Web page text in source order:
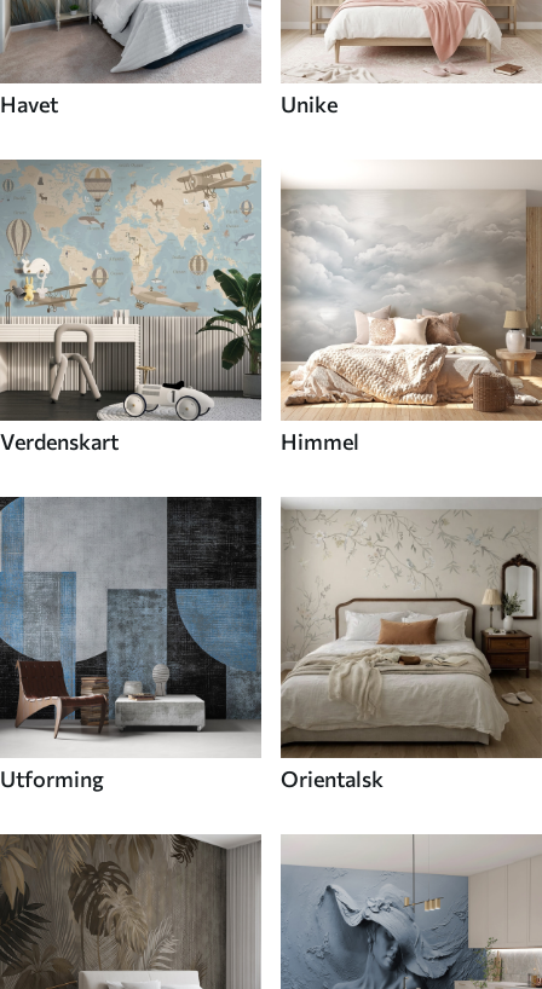
Havet Unike
Verdenskart Himmel
Utforming Orientalsk